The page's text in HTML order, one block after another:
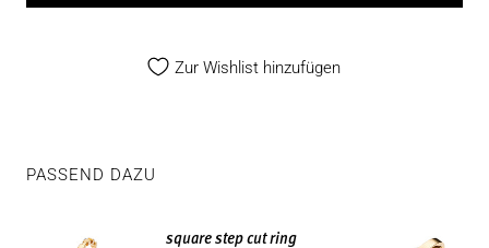
Zur Wishlist hinzufügen
PASSEND DAZU
square step cut ring